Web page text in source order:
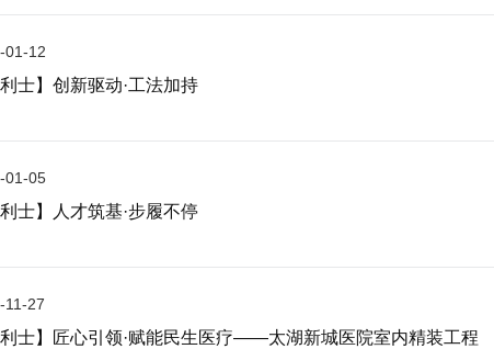
01-12
利士】创新驱动·工法加持
01-05
利士】人才筑基·步履不停
11-27
利士】匠心引领·赋能民生医疗——太湖新城医院室内精装工程